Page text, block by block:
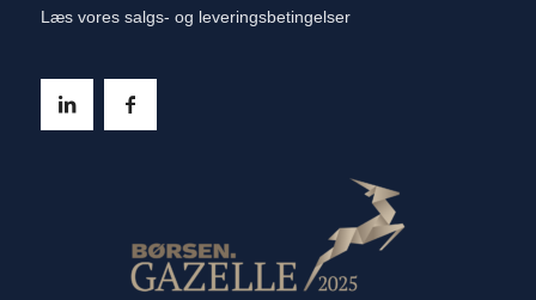
Læs vores salgs- og leveringsbetingelser